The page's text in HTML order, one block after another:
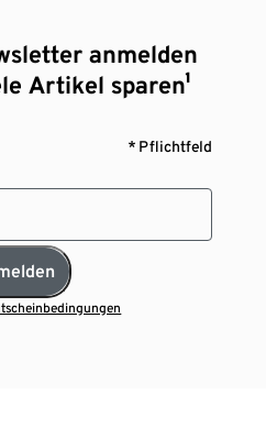
anmelden
Artikel sparen¹
* Pflichtfeld